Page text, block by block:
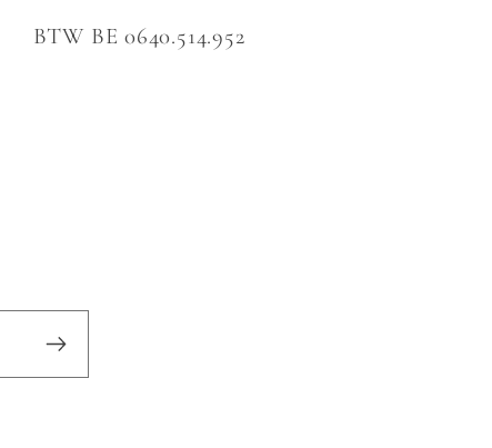
BTW BE 0640.514.952